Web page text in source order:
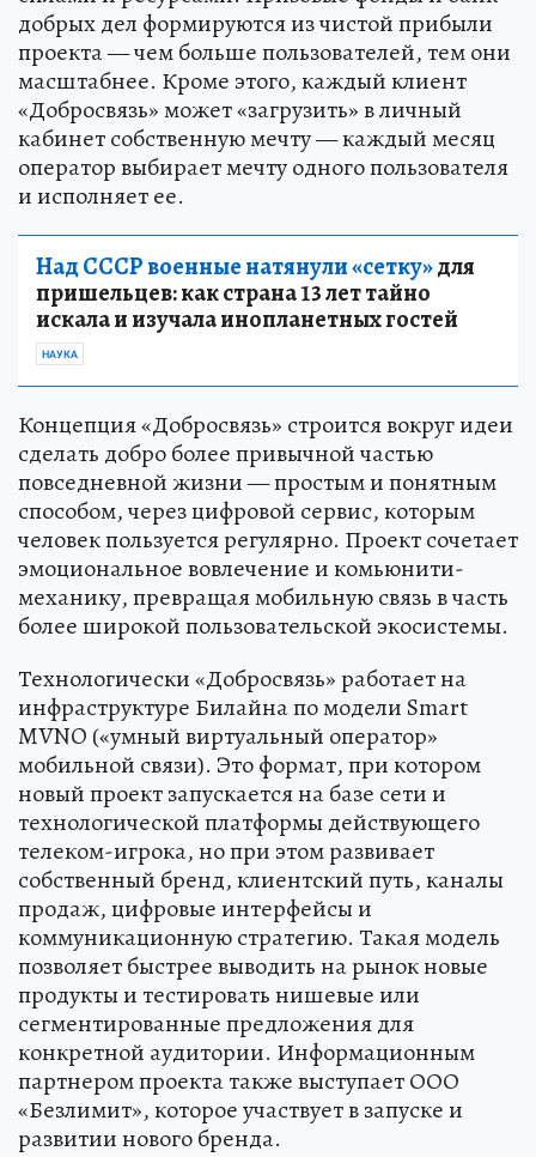
добрых дел формируются из чистой прибыли
проекта — чем больше пользователей, тем они
масштабнее. Кроме этого, каждый клиент
«Добросвязь» может «загрузить» в личный
кабинет собственную мечту — каждый месяц
оператор выбирает мечту одного пользователя
и исполняет ее.
Над СССР военные натянули «сетку»для
пришельцев: как страна 13 лет тайно
искала и изучала инопланетных гостей
НАУКА
Концепция «Добросвязь» строится вокруг идеи
сделать добро более привычной частью
повседневной жизни — простым и понятным
способом, через цифровой сервис, которым
человек пользуется регулярно. Проект сочетает
эмоциональное вовлечение и комьюнити-
механику, превращая мобильную связь в часть
более широкой пользовательской экосистемы.
Технологически «Добросвязь» работает на
инфраструктуре Билайна по модели Smart
MVNO («умный виртуальный оператор»
мобильной связи). Это формат, при котором
новый проект запускается на базе сети и
технологической платформы действующего
телеком-игрока, но при этом развивает
собственный бренд, клиентский путь, каналы
продаж, цифровые интерфейсы и
коммуникационную стратегию. Такая модель
позволяет быстрее выводить на рынок новые
продукты и тестировать нишевые или
сегментированные предложения для
конкретной аудитории. Информационным
партнером проекта также выступает ООО
«Безлимит», которое участвует в запуске и
развитии нового бренда.